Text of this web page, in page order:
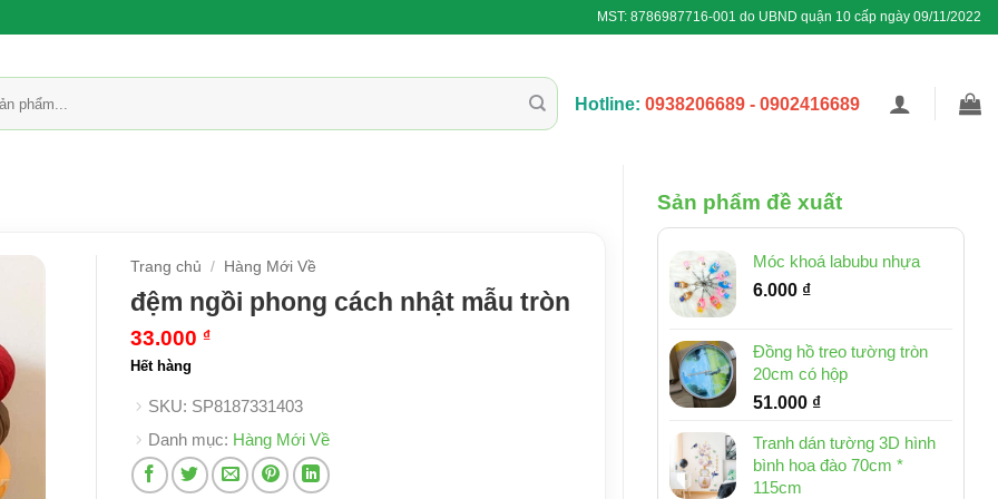
MST: 8786987716-001 do UBND quận 10 cấp ngày 09/11/2022
Hotline: 0938206689 - 0902416689
Sản phẩm đề xuất
Móc khoá labubu nhựa
6.000 ₫
Đồng hồ treo tường tròn
20cm có hộp
51.000 ₫
Tranh dán tường 3D hình
bình hoa đào 70cm *
115cm
Trang chủ / Hàng Mới Về
đệm ngồi phong cách nhật mẫu tròn
33.000 ₫
Hết hàng
SKU: SP8187331403
Danh mục: Hàng Mới Về